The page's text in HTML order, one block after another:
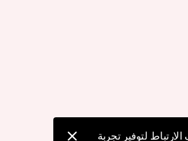
لتوفير تجربة